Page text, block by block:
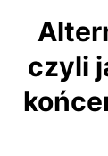
Alternatywna upadłość –
czyli